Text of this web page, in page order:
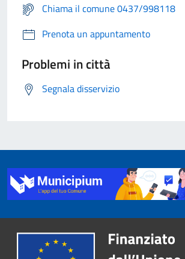
Chiama il comune 0437/998118
Prenota un appuntamento
Problemi in città
Segnala disservizio